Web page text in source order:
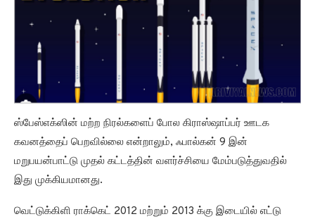
ஸ்பேஸ்எக்ஸின் மற்ற நிரல்களைப் போல கிராஸ்ஷாப்பர் ஊடக
கவனத்தைப் பெறவில்லை என்றாலும், ஃபால்கன் 9 இன்
மறுபயன்பாட்டு முதல் கட்டத்தின் வளர்ச்சியை மேம்படுத்துவதில்
இது முக்கியமானது.
வெட்டுக்கிளி ராக்கெட் 2012 மற்றும் 2013 க்கு இடையில் எட்டு